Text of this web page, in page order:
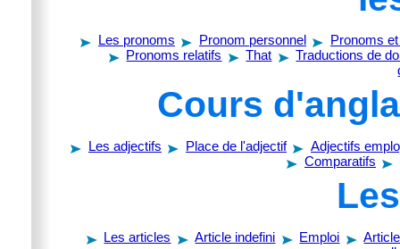
Les pronoms Pronom personnel
Pronoms
Pronoms relatifs
That
Traductions de
Cours
Les adjectifs Place de l'adjectif
Adjectifs
Comparatifs
Les articles Article indefini Emploi